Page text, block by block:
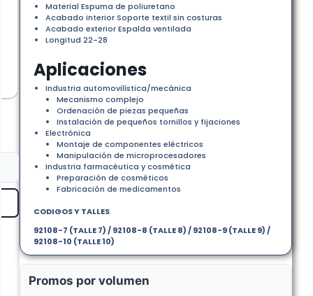
Material Espuma de poliuretano
Acabado interior Soporte textil sin costuras
Acabado exterior Espalda ventilada
Longitud 22-28
Aplicaciones
Industria automovilística/mecánica
Mecanismo complejo
Ordenación de piezas pequeñas
Instalación de pequeños tornillos y fijaciones
Electrónica
Montaje de componentes eléctricos
Manipulación de microprocesadores
Industria farmacéutica y cosmética
Preparación de cosméticos
Fabricación de medicamentos
CODIGOS Y TALLES
92108-7 (TALLE 7) / 92108-8 (TALLE 8) / 92108-9 (TALLE 9) /
92108-10 (TALLE 10)
Promos por volumen